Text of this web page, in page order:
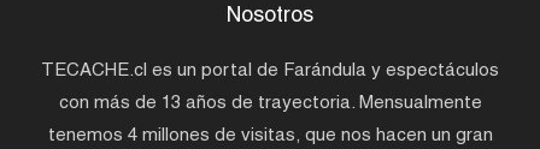
Nosotros
TECACHE.cl es un portal de Farándula y espectáculos
con más de 13 años de trayectoria. Mensualmente
tenemos 4 millones de visitas, que nos hacen un gran